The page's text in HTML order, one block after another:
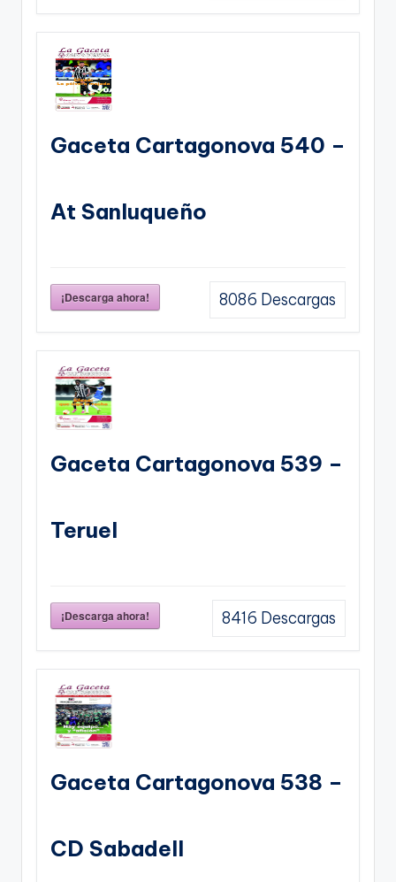
Gaceta Cartagonova 540 –
At Sanluqueño
¡Descarga ahora! 8086 Descargas
Gaceta Cartagonova 539 –
Teruel
¡Descarga ahora! 8416 Descargas
Gaceta Cartagonova 538 –
CD Sabadell